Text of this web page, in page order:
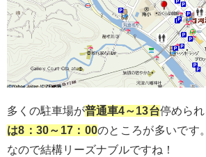
多くの駐車場が普通車4～13台停められ
は8：30～17：00のところが多いです。
なので結構リーズナブルですね！